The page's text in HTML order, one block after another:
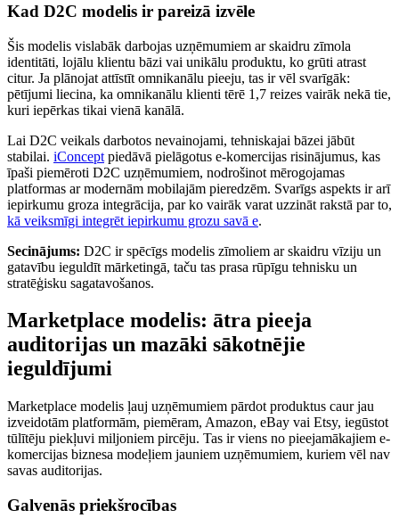
Kad D2C modelis ir pareizā izvēle
Šis modelis vislabāk darbojas uzņēmumiem ar skaidru zīmola
identitāti, lojālu klientu bāzi vai unikālu produktu, ko grūti atrast
citur. Ja plānojat attīstīt omnikanālu pieeju, tas ir vēl svarīgāk:
pētījumi liecina, ka omnikanālu klienti tērē 1,7 reizes vairāk nekā tie,
kuri iepērkas tikai vienā kanālā.
Lai D2C veikals darbotos nevainojami, tehniskajai bāzei jābūt
stabilai. iConcept piedāvā pielāgotus e-komercijas risinājumus, kas
īpaši piemēroti D2C uzņēmumiem, nodrošinot mērogojamas
platformas ar modernām mobilajām pieredzēm. Svarīgs aspekts ir arī
iepirkumu groza integrācija, par ko vairāk varat uzzināt rakstā par to,
kā veiksmīgi integrēt iepirkumu grozu savā e.
Secinājums: D2C ir spēcīgs modelis zīmoliem ar skaidru vīziju un
gatavību ieguldīt mārketingā, taču tas prasa rūpīgu tehnisku un
stratēģisku sagatavošanos.
Marketplace modelis: ātra pieeja
auditorijas un mazāki sākotnējie
ieguldījumi
Marketplace modelis ļauj uzņēmumiem pārdot produktus caur jau
izveidotām platformām, piemēram, Amazon, eBay vai Etsy, iegūstot
tūlītēju piekļuvi miljoniem pircēju. Tas ir viens no pieejamākajiem e-
komercijas biznesa modeļiem jauniem uzņēmumiem, kuriem vēl nav
savas auditorijas.
Galvenās priekšrocības